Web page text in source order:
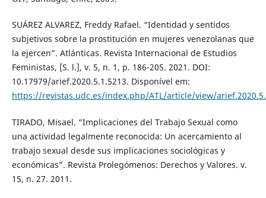
SUÁREZ ALVAREZ, Freddy Rafael. “Identidad y sentidos
subjetivos sobre la prostitución en mujeres venezolanas que
la ejercen”. Atlánticas. Revista Internacional de Estudios
Feministas, [S. l.], v. 5, n. 1, p. 186-205. 2021. DOI:
10.17979/arief.2020.5.1.5213. Disponível em:
https://revistas.udc.es/index.php/ATL/article/view/
TIRADO, Misael. “Implicaciones del Trabajo Sexual como
una actividad legalmente reconocida: Un acercamiento al
trabajo sexual desde sus implicaciones sociológicas y
económicas”. Revista Prolegómenos: Derechos y Valores. v.
15, n. 27. 2011.